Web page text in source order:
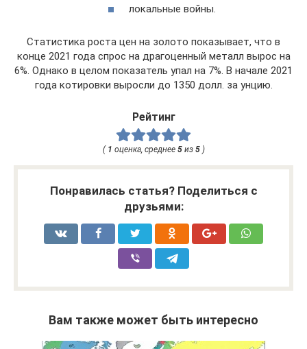
локальные войны.
Статистика роста цен на золото показывает, что в
конце 2021 года спрос на драгоценный металл вырос на
6%. Однако в целом показатель упал на 7%. В начале 2021
года котировки выросли до 1350 долл. за унцию.
Рейтинг
( 1 оценка, среднее 5из 5)
Понравилась статья? Поделиться с
друзьями:
Вам также может быть интересно